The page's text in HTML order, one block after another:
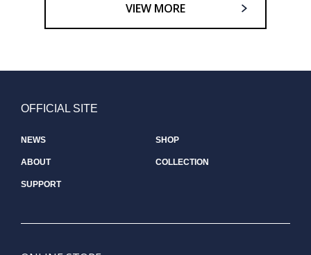
VIEW MORE
OFFICIAL SITE
NEWS SHOP
ABOUT COLLECTION
SUPPORT